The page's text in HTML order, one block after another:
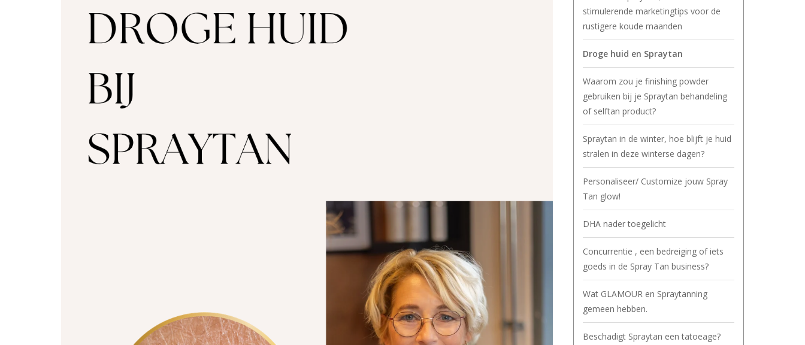
stimulerende marketingtips voor de
rustigere koude maanden
Droge huid en Spraytan
Waarom zou je finishing powder
gebruiken bij je Spraytan behandeling
of selftan product?
Spraytan in de winter, hoe blijft je huid
stralen in deze winterse dagen?
Personaliseer/ Customize jouw Spray
Tan glow!
DHA nader toegelicht
Concurrentie , een bedreiging of iets
goeds in de Spray Tan business?
Wat GLAMOUR en Spraytanning
gemeen hebben.
Beschadigt Spraytan een tatoeage?